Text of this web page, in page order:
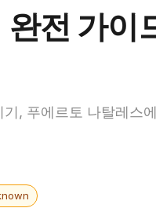
전 가이
, 푸에르토 나탈레스